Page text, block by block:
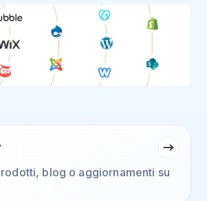
blog o aggiornamenti su